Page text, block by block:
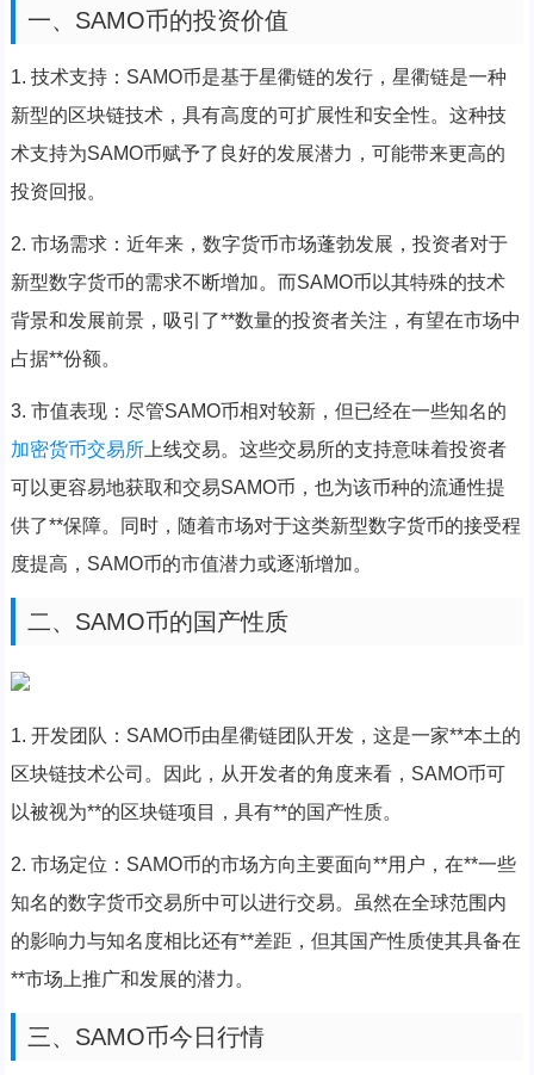
一、SAMO币的投资价值
1. 技术支持：SAMO币是基于星衢链的发行，星衢链是一种
新型的区块链技术，具有高度的可扩展性和安全性。这种技
术支持为SAMO币赋予了良好的发展潜力，可能带来更高的
投资回报。
2. 市场需求：近年来，数字货币市场蓬勃发展，投资者对于
新型数字货币的需求不断增加。而SAMO币以其特殊的技术
背景和发展前景，吸引了**数量的投资者关注，有望在市场中
占据**份额。
3. 市值表现：尽管SAMO币相对较新，但已经在一些知名的
加密货币交易所上线交易。这些交易所的支持意味着投资者
可以更容易地获取和交易SAMO币，也为该币种的流通性提
供了**保障。同时，随着市场对于这类新型数字货币的接受程
度提高，SAMO币的市值潜力或逐渐增加。
二、SAMO币的国产性质
1. 开发团队：SAMO币由星衢链团队开发，这是一家**本土的
区块链技术公司。因此，从开发者的角度来看，SAMO币可
以被视为**的区块链项目，具有**的国产性质。
2. 市场定位：SAMO币的市场方向主要面向**用户，在**一些
知名的数字货币交易所中可以进行交易。虽然在全球范围内
的影响力与知名度相比还有**差距，但其国产性质使其具备在
**市场上推广和发展的潜力。
三、SAMO币今日行情